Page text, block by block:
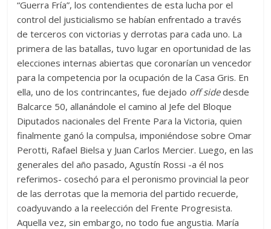
“Guerra Fría”, los contendientes de esta lucha por el
control del justicialismo se habían enfrentado a través
de terceros con victorias y derrotas para cada uno. La
primera de las batallas, tuvo lugar en oportunidad de las
elecciones internas abiertas que coronarían un vencedor
para la competencia por la ocupación de la Casa Gris. En
ella, uno de los contrincantes, fue dejado off sidedesde
Balcarce 50, allanándole el camino al Jefe del Bloque
Diputados nacionales del Frente Para la Victoria, quien
finalmente ganó la compulsa, imponiéndose sobre Omar
Perotti, Rafael Bielsa y Juan Carlos Mercier. Luego, en las
generales del año pasado, Agustín Rossi -a él nos
referimos- cosechó para el peronismo provincial la peor
de las derrotas que la memoria del partido recuerde,
coadyuvando a la reelección del Frente Progresista.
Aquella vez, sin embargo, no todo fue angustia. María